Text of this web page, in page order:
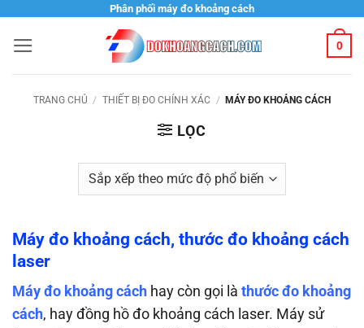
nội
Phân phối máy đo khoảng cách
0
TRANG CHỦ / THIẾT BỊ ĐO CHÍNH XÁC / MÁY ĐO KHOẢNG CÁCH
LỌC
Máy đo khoảng cách, thước đo khoảng cách
laser
Máy đo khoảng cách hay còn gọi là thước đo khoảng
cách, hay đồng hồ đo khoảng cách laser. Máy sử